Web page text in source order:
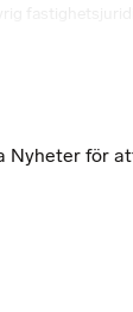
Nyheter för